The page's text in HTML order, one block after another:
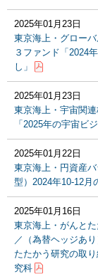
2025年01月23日
東京海上・グロー
３ファンド「2024
し」
2025年01月23日
東京海上・宇宙関
「2025年の宇宙ビ
2025年01月22日
東京海上・円資産
型）2024年10-12月
2025年01月16日
東京海上・がんと
／（為替ヘッジあ
たたかう研究の取
究科